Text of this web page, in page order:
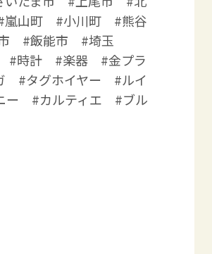
山町 #小川町 #熊谷
#飯能市 #埼玉
#時計 #楽器 #金プラ
#タグホイヤー #ルイ
ー #カルティエ #ブル